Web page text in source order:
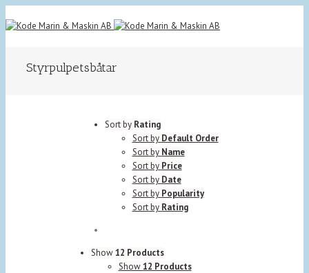
Styrpulpetsbåtar
Sort by Rating
Sort by Default Order
Sort by Name
Sort by Price
Sort by Date
Sort by Popularity
Sort by Rating
Show12 Products
Show12 Products